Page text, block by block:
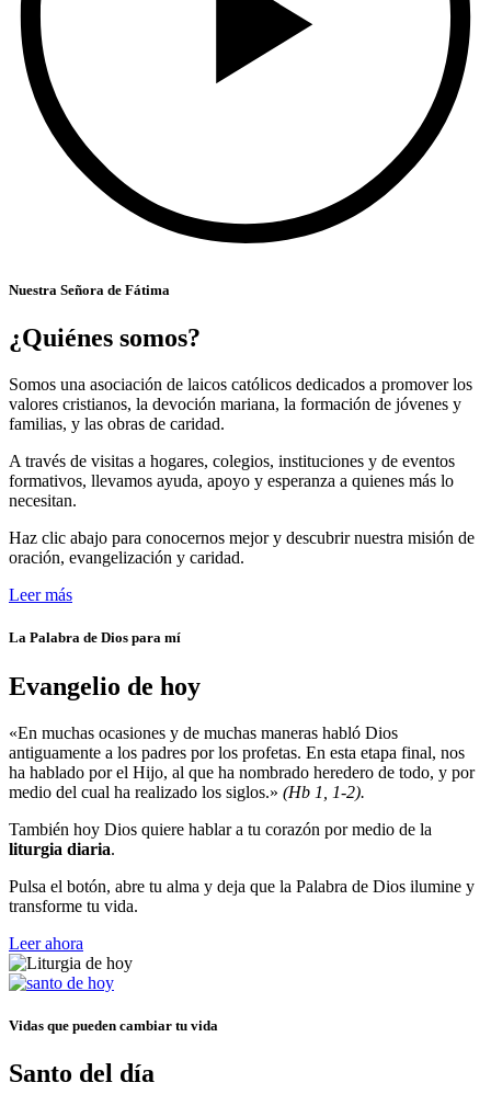
Nuestra Señora de Fátima
¿Quiénes somos?
Somos una asociación de laicos católicos dedicados a promover los
valores cristianos, la devoción mariana, la formación de jóvenes y
familias, y las obras de caridad.
A través de visitas a hogares, colegios, instituciones y de eventos
formativos, llevamos ayuda, apoyo y esperanza a quienes más lo
necesitan.
Haz clic abajo para conocernos mejor y descubrir nuestra misión de
oración, evangelización y caridad.
Leer más
La Palabra de Dios para mí
Evangelio de hoy
«En muchas ocasiones y de muchas maneras habló Dios
antiguamente a los padres por los profetas. En esta etapa final, nos
ha hablado por el Hijo, al que ha nombrado heredero de todo, y por
medio del cual ha realizado los siglos.» (Hb 1, 1-2).
También hoy Dios quiere hablar a tu corazón por medio de la
liturgia diaria.
Pulsa el botón, abre tu alma y deja que la Palabra de Dios ilumine y
transforme tu vida.
Leer ahora
Vidas que pueden cambiar tu vida
Santo del día